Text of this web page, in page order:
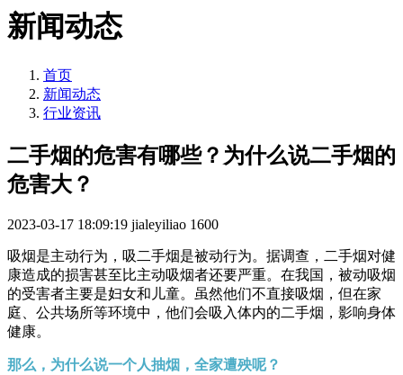
新闻动态
首页
新闻动态
行业资讯
二手烟的危害有哪些？为什么说二手烟的
危害大？
2023-03-17 18:09:19 jialeyiliao 1600
吸烟是主动行为，吸二手烟是被动行为。据调查，二手烟对健
康造成的损害甚至比主动吸烟者还要严重。在我国，被动吸烟
的受害者主要是妇女和儿童。虽然他们不直接吸烟，但在家
庭、公共场所等环境中，他们会吸入体内的二手烟，影响身体
健康。
那么，为什么说一个人抽烟，全家遭殃呢？